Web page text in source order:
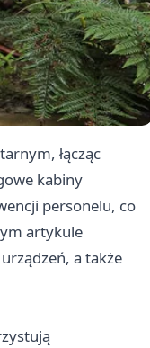
łącząc
kabiny
personelu, co
artykule
a także